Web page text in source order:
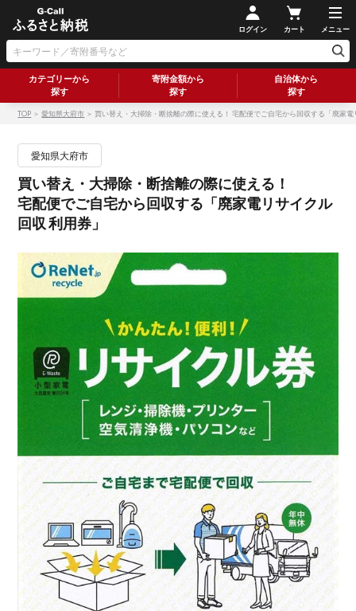
ログイン カート メニュー
カテゴリーから
探す
寄附金額から
探す
自治体から
探す
TOP ＞愛知県大府市 ＞ 買い替え・大掃除・断捨離の際に使える！ 宅配便でご自宅から回収する「廃家
愛知県大府市
買い替え・大掃除・断捨離の際に使える！
宅配便でご自宅から回収する「廃家電リサイクル
回収 利用券」